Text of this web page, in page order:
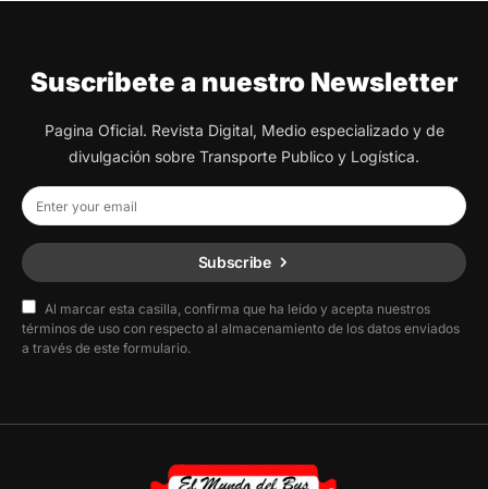
Suscribete a nuestro Newsletter
Pagina Oficial. Revista Digital, Medio especializado y de
divulgación sobre Transporte Publico y Logística.
Subscribe
Al marcar esta casilla, confirma que ha leído y acepta nuestros
términos de uso con respecto al almacenamiento de los datos enviados
a través de este formulario.